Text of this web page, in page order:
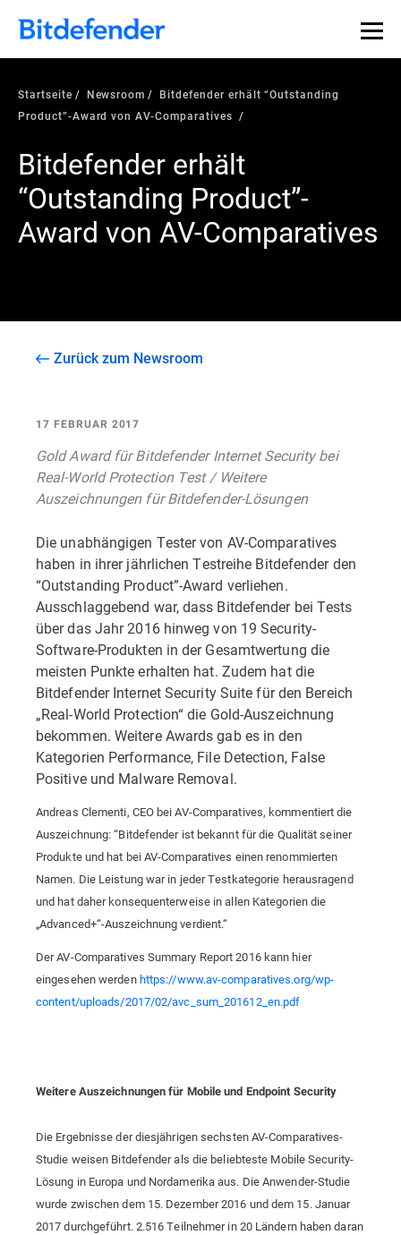
Startseite Newsroom
Bitdefender erhält “Outstanding
Product”-Award von AV-Comparatives
Bitdefender erhält
“Outstanding Product”-
Award von AV-Comparatives
Zurück zum Newsroom
17 FEBRUAR 2017
Gold Award für Bitdefender Internet Security bei
Real-World Protection Test / Weitere
Auszeichnungen für Bitdefender-Lösungen
Die unabhängigen Tester von AV-Comparatives
haben in ihrer jährlichen Testreihe Bitdefender den
“Outstanding Product”-Award verliehen.
Ausschlaggebend war, dass Bitdefender bei Tests
über das Jahr 2016 hinweg von 19 Security-
Software-Produkten in der Gesamtwertung die
meisten Punkte erhalten hat. Zudem hat die
Bitdefender Internet Security Suite für den Bereich
„Real-World Protection“ die Gold-Auszeichnung
bekommen. Weitere Awards gab es in den
Kategorien Performance, File Detection, False
Positive und Malware Removal.
Andreas Clementi, CEO bei AV-Comparatives, kommentiert die
Auszeichnung: “Bitdefender ist bekannt für die Qualität seiner
Produkte und hat bei AV-Comparatives einen renommierten
Namen. Die Leistung war in jeder Testkategorie herausragend
und hat daher konsequenterweise in allen Kategorien die
„Advanced+“-Auszeichnung verdient.“
Der AV-Comparatives Summary Report 2016 kann hier
eingesehen werdenhttps://www.av-comparatives.org/wp-
content/uploads/2017/02/avc_sum_201612_en.pdf
Weitere Auszeichnungen für Mobile und Endpoint Security
Die Ergebnisse der diesjährigen sechsten AV-Comparatives-
Studie weisen Bitdefender als die beliebteste Mobile Security-
Lösung in Europa und Nordamerika aus. Die Anwender-Studie
wurde zwischen dem 15. Dezember 2016 und dem 15. Januar
2017 durchgeführt. 2.516 Teilnehmer in 20 Ländern haben daran